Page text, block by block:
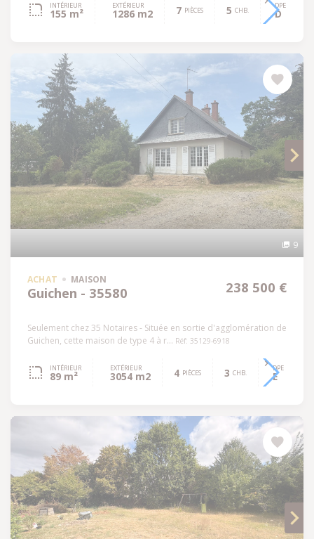
INTÉRIEUR
155 m²
EXTÉRIEUR
1286 m2 7 PIÈCES 5 CHB. DPE
D
9
ACHAT MAISON
Guichen - 35580 238 500 €
Seulement chez 35 Notaires - Située en sortie d'agglomération de
Guichen, cette maison de type 4 à r... Réf: 35129-6918
INTÉRIEUR
89 m²
EXTÉRIEUR
3054 m2 4 PIÈCES 3 CHB. DPE
E